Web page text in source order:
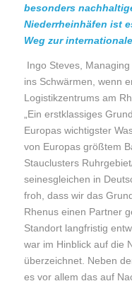
besonders
Niederrheinhäfen ist
Weg zur
Ingo Steves,
ins Schwärmen, wenn
Logistikzentrums am
„Ein erstklassiges
Europas wichtigster
von Europas größtem
Stauclusters
seinesgleichen in
froh, dass wir das
Rhenus einen Partner
Standort langfristig
war im Hinblick auf die
überzeichnet. Neben
es vor allem das auf